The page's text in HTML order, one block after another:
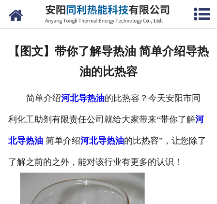
网站首页
【图文】带你了解导热油 简单介绍导热
油的比热容
简单介绍河北导热油的比热容？今天安阳市同
利化工助剂有限责任公司就给大家带来“带你了解河
北导热油简单介绍河北导热油的比热容”，让您除了
了解之前的之外，能对该行业有更多的认识！